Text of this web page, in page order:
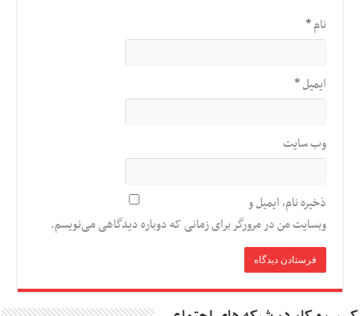
نام*
ایمیل*
وب‌ سایت
ذخیره نام، ایمیل و
وبسایت من در مرورگر برای زمانی که دوباره دیدگاهی می‌نویسم.